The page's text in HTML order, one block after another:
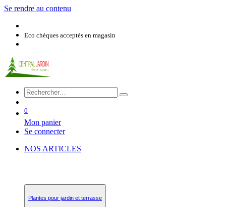
Se rendre au contenu
Eco chèques acceptés en magasin
0
Mon panier
Se connecter
NOS ARTICLES
Plantes pour jardin et terrasse